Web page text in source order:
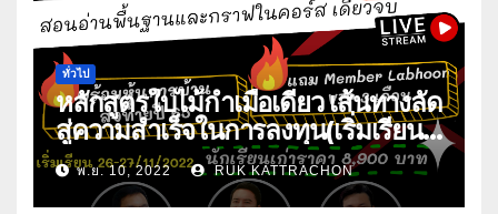
ทั่วไป
หลักสูตรใบไม้กำเมือเดียว เส้นทางลัด
สู่ความสำเร็จในการลงทุน(เริ่มเรียน
26-27/11/2022)
พ.ย. 10, 2022 RUK KATTRACHON